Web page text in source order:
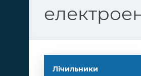
Лічильники